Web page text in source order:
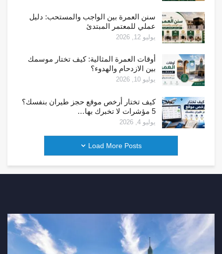
سنن العمرة بين الواجب والمستحب: دليل
عملي للمعتمر المبتدئ
يوليو 12, 2026
أوقات العمرة المثالية: كيف تختار موسمك
بين الازدحام والهدوء؟
يوليو 10, 2026
كيف تختار أرخص موقع حجز طيران بنفسك؟
5 مؤشرات لا تخبرك بها…
يوليو 4, 2026
Load More Posts